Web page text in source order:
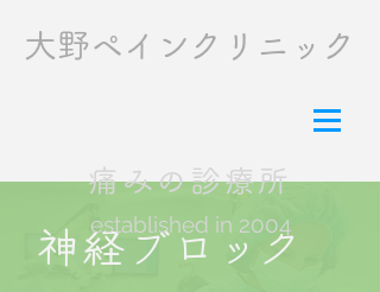
​大野ペインクリニック
痛みの診療所
established in 2004
神経ブロック